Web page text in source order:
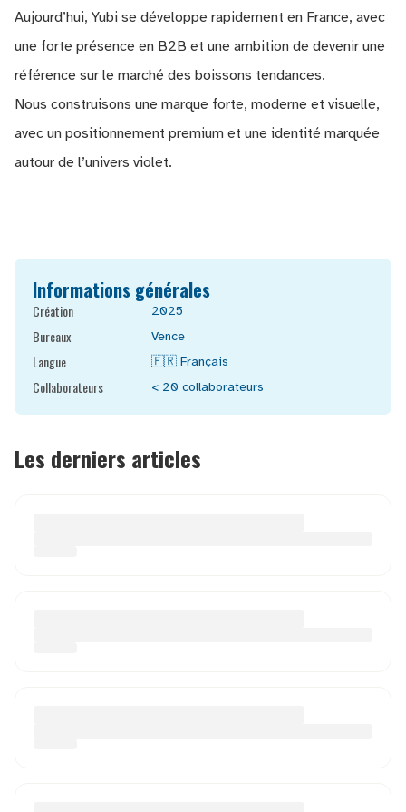
Aujourd’hui, Yubi se développe rapidement en France, avec
une forte présence en B2B et une ambition de devenir une
référence sur le marché des boissons tendances.
Nous construisons une marque forte, moderne et visuelle,
avec un positionnement premium et une identité marquée
autour de l’univers violet.
Informations générales
Création 2025
Bureaux Vence
Langue 🇫🇷 Français
Collaborateurs < 20 collaborateurs
Les derniers articles